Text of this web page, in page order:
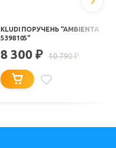
KLUDI ПОРУЧЕНЬ "AMBIENTA
5398105"
8 300 ₽ 10 790₽